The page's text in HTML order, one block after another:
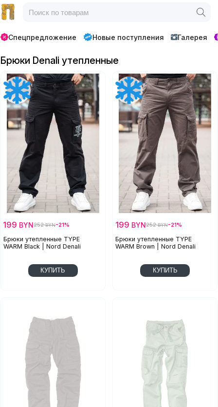
Спецпредложение Новые поступления Галерея
Брюки Denali утепленные
Брюки утепленные TYPE
WARM Black | Nord Denali
199 BYN252BYN-21%
КУПИТЬ
Брюки утепленные TYPE
WARM Brown | Nord Denali
199 BYN252BYN-21%
КУПИТЬ